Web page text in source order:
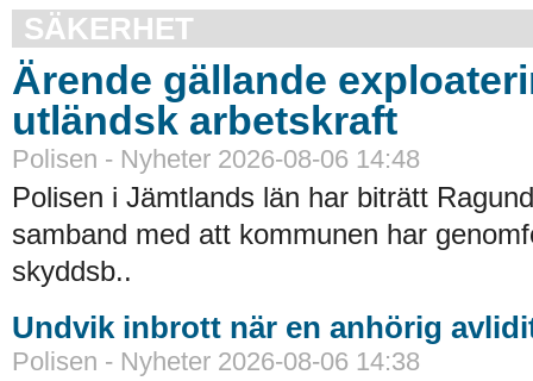
SÄKERHET
Ärende gällande
utländsk arbetskraft
Polisen - Nyheter 2026-08-06 14:48
Polisen i Jämtlands län har biträtt
samband med att kommunen har
skyddsb..
Undvik inbrott när en anhörig
Polisen - Nyheter 2026-08-06 14:38